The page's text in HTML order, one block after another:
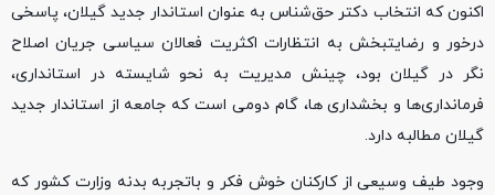
اکنون که انتخاب دکتر حق‌شناس به عنوان استاندار جدید گیلان، پاسخی
درخور و رضایتبخش به انتظارات اکثریت فعالان سیاسی جریان اصلاح
نگر در گیلان بود، چینش مدیریت به نحو شایسته در استانداری،
فرمانداری‌ها و بخشداری ها، گام دومی است که جامعه از استاندار جدید
گیلان مطالبه دارد.
وجود طیف وسیعی از کارکنان خوش فکر و باتجربه بدنه وزارت کشور که